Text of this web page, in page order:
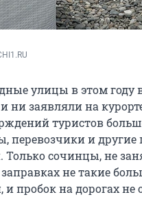
улицы в этом году в
ни заявляли на
туристов
перевозчики и
сочинцы, не
не такие
и пробок на дорогах